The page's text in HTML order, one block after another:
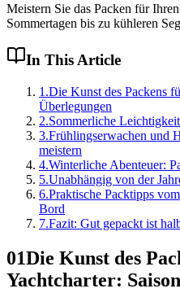
Meistern Sie das Packen für
Sommertagen bis zu kühleren
In This Article
1 .Die Kunst des Packens
Überlegungen
2.Sommerliche
3.Frühlingserwachen und
meistern
4.Winterliche Abenteuer:
5.Unabhängig von der
6.Praktische Packtipps
Bord
7.Fazit: Gut gepackt ist
01Die Kunst des
Yachtcharter: